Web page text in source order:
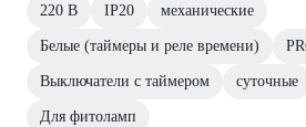
220 В IP20 механические
Белые (таймеры и реле времени)
Выключатели с таймером суточные
Для фитоламп